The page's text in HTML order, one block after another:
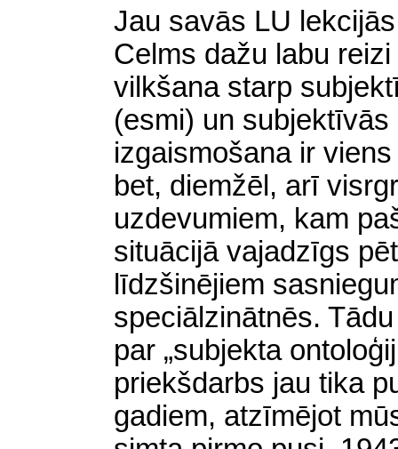
Jau savās LU
Celms dažu labu
vilkšana starp
(esmi) un
izgaismošana ir
bet, diemžēl, arī
uzdevumiem, kam
situācijā vajadzīgs
līdzšinējiem
speciālzinātnēs.
par „subjekta
priekšdarbs jau tika
gadiem, atzīmējot